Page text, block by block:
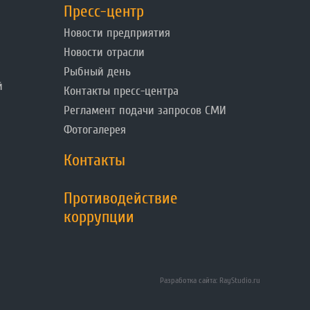
Пресс-центр
Новости предприятия
Новости отрасли
Рыбный день
Контакты пресс-центра
Регламент подачи запросов СМИ
Фотогалерея
Контакты
Противодействие
коррупции
Разработка сайта: RayStudio.ru